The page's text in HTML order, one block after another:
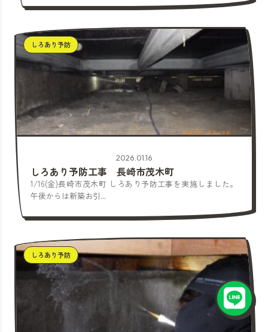
しろあり予防
2026.01.16
しろあり予防工事 長崎市茂木町
1/16(金)長崎市茂木町 しろあり予防工事を実施しました。
午後からは新築お引...
しろあり予防